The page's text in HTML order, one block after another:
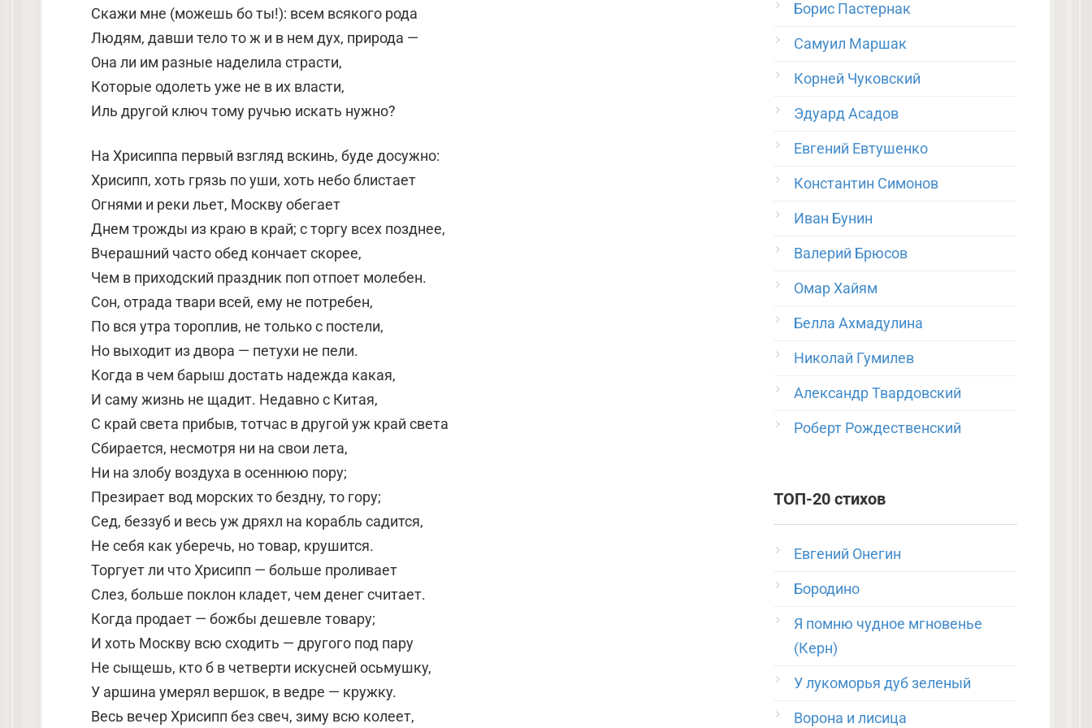
Скажи мне (можешь бо ты!): всем всякого рода
Людям, давши тело то ж и в нем дух, природа —
Она ли им разные наделила страсти,
Которые одолеть уже не в их власти,
Иль другой ключ тому ручью искать нужно?
На Хрисиппа первый взгляд вскинь, буде досужно:
Хрисипп, хоть грязь по уши, хоть небо блистает
Огнями и реки льет, Москву обегает
Днем трожды из краю в край; с торгу всех позднее,
Вчерашний часто обед кончает скорее,
Чем в приходский праздник поп отпоет молебен.
Сон, отрада твари всей, ему не потребен,
По вся утра тороплив, не только с постели,
Но выходит из двора — петухи не пели.
Когда в чем барыш достать надежда какая,
И саму жизнь не щадит. Недавно с Китая,
С край света прибыв, тотчас в другой уж край света
Сбирается, несмотря ни на свои лета,
Ни на злобу воздуха в осеннюю пору;
Презирает вод морских то бездну, то гору;
Сед, беззуб и весь уж дряхл на корабль садится,
Не себя как уберечь, но товар, крушится.
Торгует ли что Хрисипп — больше проливает
Слез, больше поклон кладет, чем денег считает.
Когда продает — божбы дешевле товару;
И хоть Москву всю сходить — другого под пару
Не сыщешь, кто б в четверти искусней осьмушку,
У аршина умерял вершок, в ведре — кружку.
Весь вечер Хрисипп без свеч, зиму всю колеет,
Борис Пастернак
Самуил Маршак
Корней Чуковский
Эдуард Асадов
Евгений Евтушенко
Константин Симонов
Иван Бунин
Валерий Брюсов
Омар Хайям
Белла Ахмадулина
Николай Гумилев
Александр Твардовский
Роберт Рождественский
ТОП-20 стихов
Евгений Онегин
Бородино
Я помню чудное мгновенье
(Керн)
У лукоморья дуб зеленый
Ворона и лисица